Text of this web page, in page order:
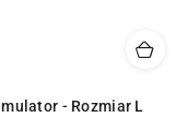
- Rozmiar L